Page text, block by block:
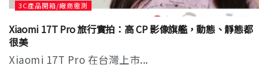
3C產品開箱/廠商邀測
Xiaomi 17T Pro 旅行實拍：高 CP 影像旗艦，動態、靜態都
很美
Xiaomi 17T Pro 在台灣上市...